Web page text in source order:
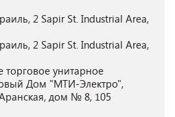
2 Sapir St. Industrial Area,
2 Sapir St. Industrial Area,
торговое унитарное
Дом "МТИ-Электро",
дом № 8, 105